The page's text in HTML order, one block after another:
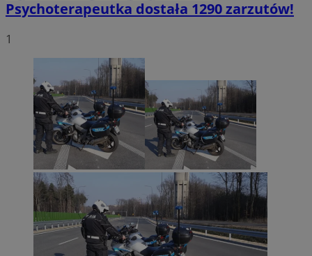
Psychoterapeutka dostała 1290 zarzutów!
1